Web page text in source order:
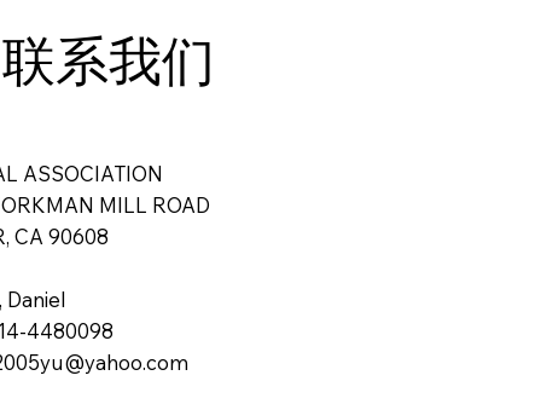
联系我们
ASSOCIATION
MILL ROAD
CA 90608
Daniel
4480098